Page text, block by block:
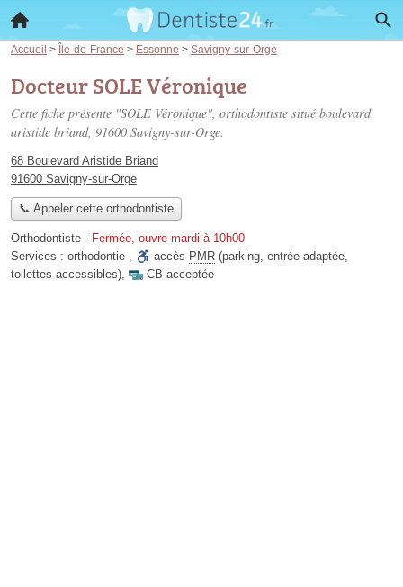
Accueil > Île-de-France > Essonne > Savigny-sur-Orge
Docteur SOLE Véronique
Cette fiche présente "SOLE Véronique", orthodontiste situé boulevard
aristide briand, 91600 Savigny-sur-Orge.
68 Boulevard Aristide Briand
91600 Savigny-sur-Orge
📞 Appeler cette orthodontiste
Orthodontiste - Fermée, ouvre mardi à 10h00
Services : orthodontie , accès PMR (parking, entrée adaptée,
toilettes accessibles), CB acceptée